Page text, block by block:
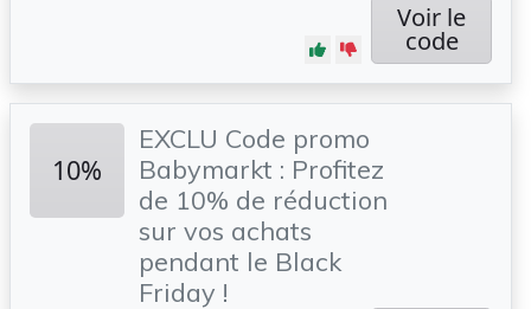
Voir le
code
10%
EXCLU Code promo
Babymarkt : Profitez
de 10% de réduction
sur vos achats
pendant le Black
Friday !